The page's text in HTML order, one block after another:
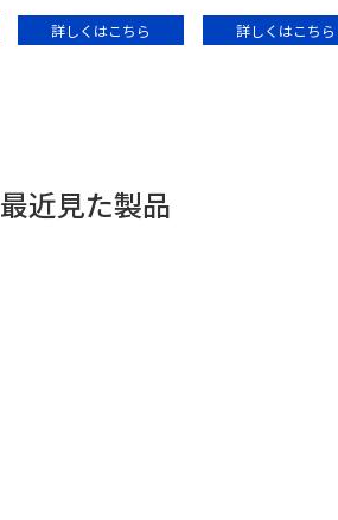
詳しくはこちら 詳しくはこちら
最近見た製品